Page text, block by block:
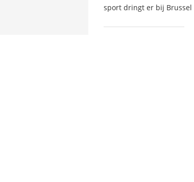
sport dringt er bij Brussel